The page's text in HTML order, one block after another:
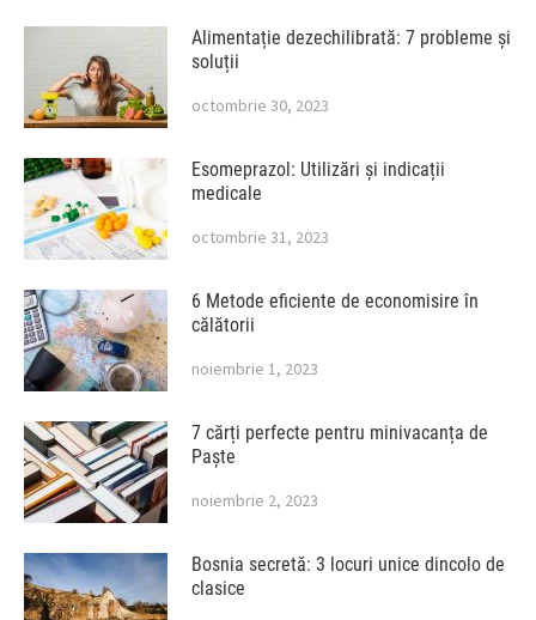
Alimentație dezechilibrată: 7 probleme și
soluții
octombrie 30, 2023
Esomeprazol: Utilizări și indicații
medicale
octombrie 31, 2023
6 Metode eficiente de economisire în
călătorii
noiembrie 1, 2023
7 cărți perfecte pentru minivacanța de
Paște
noiembrie 2, 2023
Bosnia secretă: 3 locuri unice dincolo de
clasice